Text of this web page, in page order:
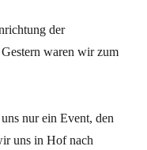
der
waren wir zum
nur ein Event, den
uns in Hof nach